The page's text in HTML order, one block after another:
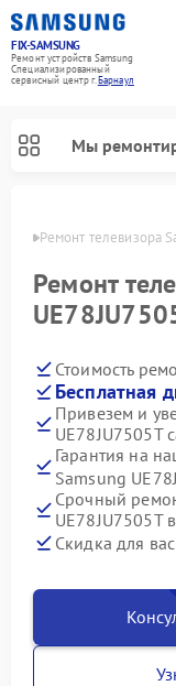
FIX-SAMSUNG
Ремонт устройств Samsung
Специализированный
cервисный центр г.Барнаул
Мы
Ремонт телевизора
Ремонт
Стоимость
Бесплатная
Привезем и
UE78JU7505T
Гарантия на
Samsung
Срочный
UE78JU7505T
Скидка для